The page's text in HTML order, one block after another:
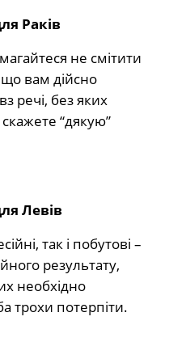
Раків
не смітити
вам дійсно
речі, без яких
“дякую”
Левів
так і побутові –
результату,
необхідно
трохи потерпіти.